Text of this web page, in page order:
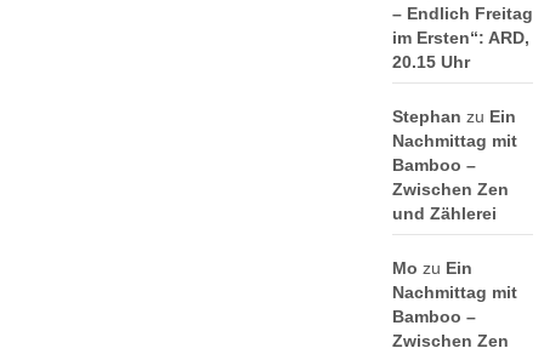
– Endlich Freitag
im Ersten“: ARD,
20.15 Uhr
Stephan zu Ein
Nachmittag mit
Bamboo –
Zwischen Zen
und Zählerei
Mo zu Ein
Nachmittag mit
Bamboo –
Zwischen Zen